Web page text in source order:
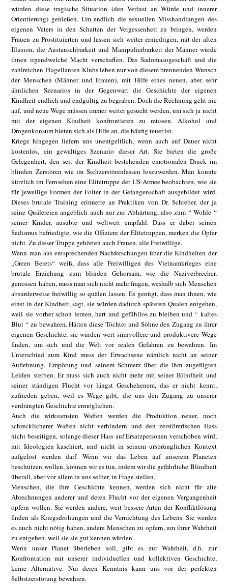
würden diese tragische Situation (den Verlust an Würde und innerer
Orientierung) genießen. Um endlich die sexuellen Misshandlungen des
eigenen Vaters in den Schatten der Vergessenheit zu bringen, werden
Frauen zu Prostituierten und lassen sich weiter erniedrigen, mit der alten
Illusion, die Austauschbarkeit und Manipulierbarkeit der Männer würde
ihnen irgendwelche Macht verschaffen. Das Sadomasogeschäft und die
zahlreichen Flagellanten-Klubs leben nur von diesem brennenden Wunsch
der Menschen (Männer und Frauen), mit Hilfe eines neuen, aber sehr
ähnlichen Szenarios in der Gegenwart die Geschichte der eigenen
Kindheit endlich und endgültig zu begraben. Doch die Rechnung geht nie
auf, und neue Wege müssen immer weiter gesucht werden, um sich ja nicht
mit der eigenen Kindheit konfrontieren zu müssen. Alkohol und
Drogenkonsum bieten sich als Hilfe an, die häufig teuer ist.
Kriege hingegen liefern uns unentgeltlich, wenn auch auf Dauer nicht
kostenlos, ein gewaltiges Szenario dieser Art. Sie bieten die große
Gelegenheit, den seit der Kindheit bestehenden emotionalen Druck im
blinden Zerstören wie im Sichzerstörenlassen loszuwerden. Man konnte
kürzlich im Fernsehen eine Elitetruppe der US-Armee beobachten, wie sie
für jeweilige Formen der Folter in der Gefangenschaft ausgebildet wird.
Dieses brutale Training erinnerte an Praktiken von Dr. Schreber, der ja
seine Quälereien angeblich auch nur zur Abhärtung, also zum “ Wohle “
seiner Kinder, ausübte und weltweit empfahl. Dass er dabei seinen
Sadismus befriedigte, wie die Offiziere der Elitetruppen, merken die Opfer
nicht. Zu dieser Truppe gehörten auch Frauen, alle Freiwillige.
Wenn man aus entsprechenden Nachforschungen über die Kindheiten der
„Green Berets“ weiß, dass alle Freiwilligen des Vietnamkrieges eine
brutale Erziehung zum blinden Gehorsam, wie die Naziverbrecher,
genossen haben, muss man sich nicht mehr fragen, weshalb sich Menschen
absurderweise freiwillig so quälen lassen. Es genügt, dass man ihnen, wie
einst in der Kindheit, sagt, sie würden dadurch späteren Qualen entgehen,
weil sie vorher schon lernen, hart und gefühllos zu bleiben und “ kaltes
Blut “ zu bewahren. Hätten diese Töchter und Söhne den Zugang zu ihrer
eigenen Geschichte, sie würden weit sinnvollere und produktivere Wege
finden, um sich und die Welt vor realen Gefahren zu bewahren. Im
Unterschied zum Kind muss der Erwachsene nämlich nicht an seiner
Auflehnung, Empörung und seinem Schmerz über die ihm zugefügten
Leiden sterben. Er muss sich auch nicht mehr mit seiner Blindheit und
seiner ständigen Flucht vor längst Geschehenem, das er nicht kennt,
zufrieden geben, weil es Wege gibt, die uns den Zugang zu unserer
verdrängten Geschichte ermöglichen.
Auch die wirksamsten Waffen werden die Produktion neuer, noch
schrecklicherer Waffen nicht verhindern und den zerstörerischen Hass
nicht beseitigen, solange dieser Hass auf Ersatzpersonen verschoben wird,
mit Ideologien kaschiert, und nicht in seinem ursprünglichen Kontext
aufgelöst werden darf. Wenn wir das Leben auf unserem Planeten
beschützen wollen, können wir es tun, indem wir die gefährliche Blindheit
überall, aber vor allem in uns selber, in Frage stellen.
Menschen, die ihre Geschichte kennen, werden sich nicht für alte
Abrechnungen anderer und deren Flucht vor der eigenen Vergangenheit
opfern wollen. Sie werden andere, weit bessere Arten der Konfliktlösung
finden als Kriegsdrohungen und die Vernichtung des Lebens. Sie werden
es auch nicht nötig haben, andere Menschen zu opfern, um ihrer Wahrheit
zu entgehen, weil sie sie gut kennen würden.
Wenn unser Planet überleben soll, gibt es zur Wahrheit, d.h. zur
Konfrontation mit unserer individuellen und kollektiven Geschichte,
keine Alternative. Nur deren Kenntnis kann uns vor der perfekten
Selbstzerstörung bewahren.